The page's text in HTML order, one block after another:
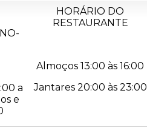
a
e
HORÁRIO DO
RESTAURANTE
Almoços 13:00 às 16:00
Jantares 20:00 às 23:00